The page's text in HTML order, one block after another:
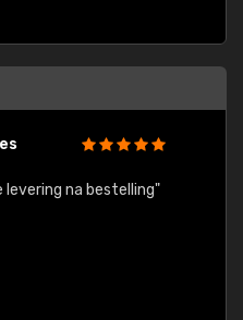
levering na bestelling"